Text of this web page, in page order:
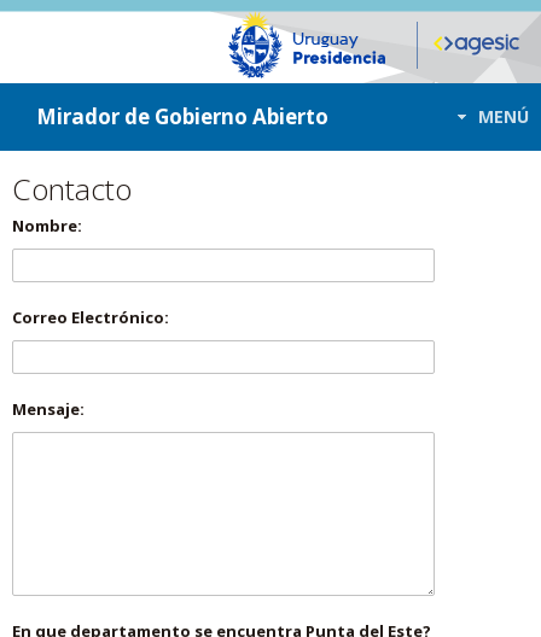
ir a contenido
ir al menú
Mirador de Gobierno Abierto MENÚ
Contacto
Nombre:
Correo Electrónico:
Mensaje:
En que departamento se encuentra Punta del Este?